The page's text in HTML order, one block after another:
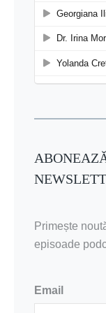
Primește
episoade
Email